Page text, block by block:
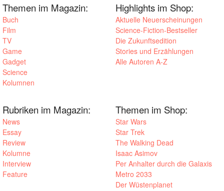
Themen im Magazin:
Buch
Film
TV
Game
Gadget
Science
Kolumnen
Highlights im Shop:
Aktuelle Neuerscheinungen
Science-Fiction-Bestseller
Die Zukunftsedition
Stories und Erzählungen
Alle Autoren A-Z
Rubriken im Magazin:
News
Essay
Review
Kolumne
Interview
Feature
Themen im Shop:
Star Wars
Star Trek
The Walking Dead
Isaac Asimov
Per Anhalter durch die Galaxis
Metro 2033
Der Wüstenplanet